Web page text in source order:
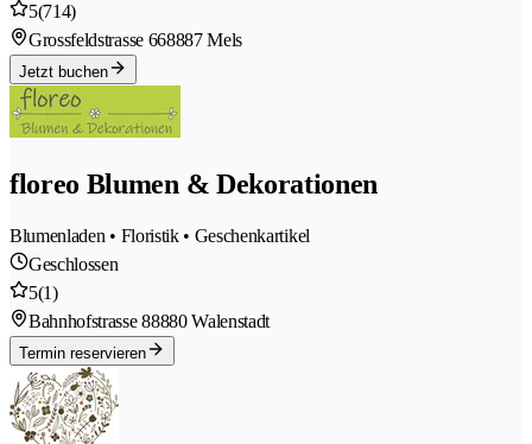
5(714)
Grossfeldstrasse 668887 Mels
Jetzt buchen
floreo Blumen & Dekorationen
Blumenladen • Floristik • Geschenkartikel
Geschlossen
5(1)
Bahnhofstrasse 88880 Walenstadt
Termin reservieren